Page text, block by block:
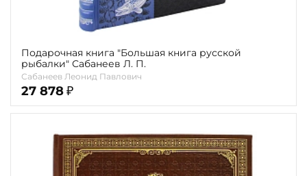
Подарочная книга "Большая книга русской
рыбалки" Сабанеев Л. П.
Сабанеев Леонид Павлович
27 878 ₽